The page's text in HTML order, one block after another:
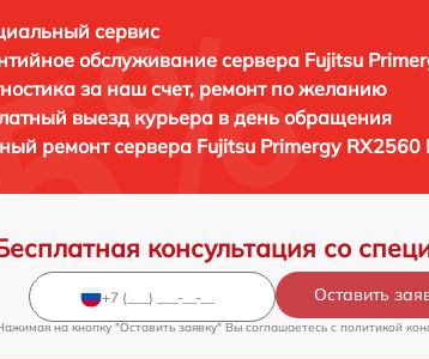
сервис
обслуживание сервера Fujitsu
за наш счет, ремонт по желанию
выезд курьера в день обращения
ремонтсервера Fujitsu Primergy RX2560
консультация со
Оставить
на кнопку "Оставить заявку" Вы соглашаетесь c политикой